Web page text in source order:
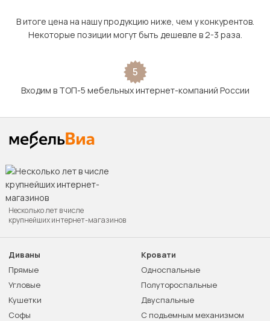
В итоге цена на нашу продукцию ниже, чем у конкурентов.
Некоторые позиции могут быть дешевле в 2-3 раза.
5
Входим в ТОП-5 мебельных интернет-компаний России
Несколько лет в числе
крупнейших интернет-магазинов
Диваны
Прямые
Угловые
Кушетки
Софы
Кровати
Односпальные
Полутороспальные
Двуспальные
С подъемным механизмом